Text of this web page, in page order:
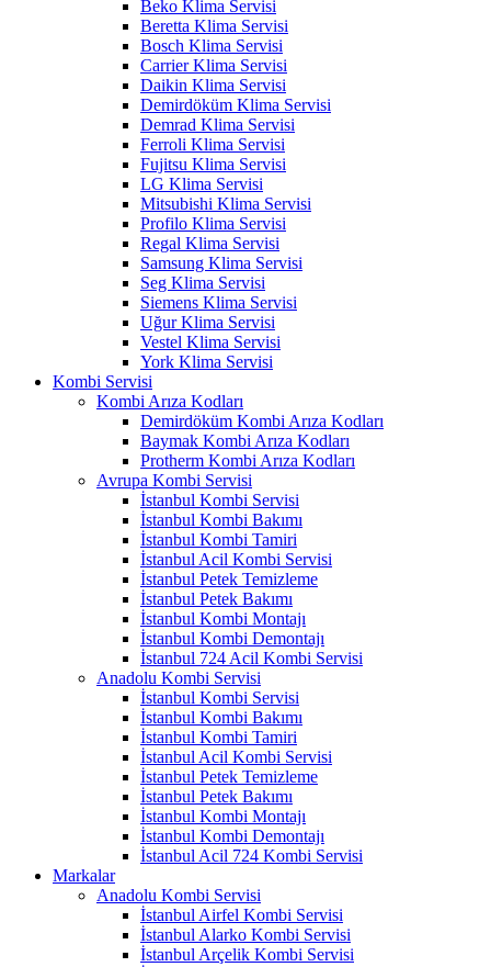
Beko Klima Servisi
Beretta Klima Servisi
Bosch Klima Servisi
Carrier Klima Servisi
Daikin Klima Servisi
Demirdöküm Klima Servisi
Demrad Klima Servisi
Ferroli Klima Servisi
Fujitsu Klima Servisi
LG Klima Servisi
Mitsubishi Klima Servisi
Profilo Klima Servisi
Regal Klima Servisi
Samsung Klima Servisi
Seg Klima Servisi
Siemens Klima Servisi
Uğur Klima Servisi
Vestel Klima Servisi
York Klima Servisi
Kombi Servisi
Kombi Arıza Kodları
Demirdöküm Kombi Arıza Kodları
Baymak Kombi Arıza Kodları
Protherm Kombi Arıza Kodları
Avrupa Kombi Servisi
İstanbul Kombi Servisi
İstanbul Kombi Bakımı
İstanbul Kombi Tamiri
İstanbul Acil Kombi Servisi
İstanbul Petek Temizleme
İstanbul Petek Bakımı
İstanbul Kombi Montajı
İstanbul Kombi Demontajı
İstanbul 724 Acil Kombi Servisi
Anadolu Kombi Servisi
İstanbul Kombi Servisi
İstanbul Kombi Bakımı
İstanbul Kombi Tamiri
İstanbul Acil Kombi Servisi
İstanbul Petek Temizleme
İstanbul Petek Bakımı
İstanbul Kombi Montajı
İstanbul Kombi Demontajı
İstanbul Acil 724 Kombi Servisi
Markalar
Anadolu Kombi Servisi
İstanbul Airfel Kombi Servisi
İstanbul Alarko Kombi Servisi
İstanbul Arçelik Kombi Servisi